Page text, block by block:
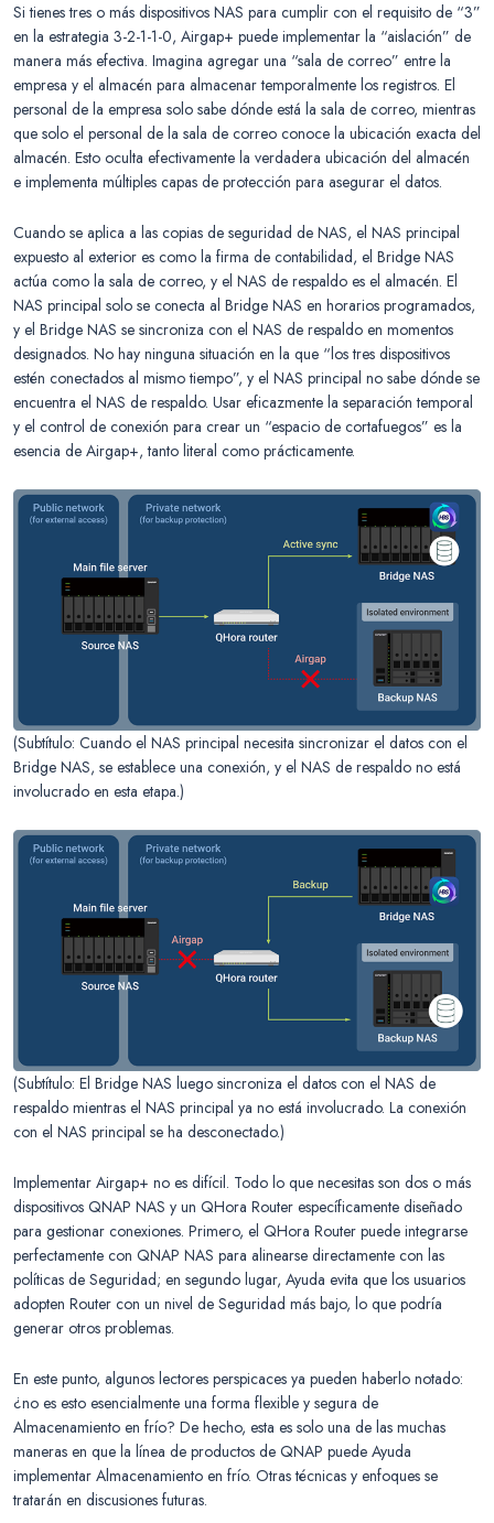
Si tienes tres o más dispositivos NAS para cumplir con el requisito de “3”
en la estrategia 3-2-1-1-0, Airgap+ puede implementar la “aislación” de
manera más efectiva. Imagina agregar una “sala de correo” entre la
empresa y el almacén para almacenar temporalmente los registros. El
personal de la empresa solo sabe dónde está la sala de correo, mientras
que solo el personal de la sala de correo conoce la ubicación exacta del
almacén. Esto oculta efectivamente la verdadera ubicación del almacén
e implementa múltiples capas de protección para asegurar el datos.
Cuando se aplica a las copias de seguridad de NAS, el NAS principal
expuesto al exterior es como la firma de contabilidad, el Bridge NAS
actúa como la sala de correo, y el NAS de respaldo es el almacén. El
NAS principal solo se conecta al Bridge NAS en horarios programados,
y el Bridge NAS se sincroniza con el NAS de respaldo en momentos
designados. No hay ninguna situación en la que “los tres dispositivos
estén conectados al mismo tiempo”, y el NAS principal no sabe dónde se
encuentra el NAS de respaldo. Usar eficazmente la separación temporal
y el control de conexión para crear un “espacio de cortafuegos” es la
esencia de Airgap+, tanto literal como prácticamente.
(Subtítulo: Cuando el NAS principal necesita sincronizar el datos con el
Bridge NAS, se establece una conexión, y el NAS de respaldo no está
involucrado en esta etapa.)
(Subtítulo: El Bridge NAS luego sincroniza el datos con el NAS de
respaldo mientras el NAS principal ya no está involucrado. La conexión
con el NAS principal se ha desconectado.)
Implementar Airgap+ no es difícil. Todo lo que necesitas son dos o más
dispositivos QNAP NAS y un QHora Router específicamente diseñado
para gestionar conexiones. Primero, el QHora Router puede integrarse
perfectamente con QNAP NAS para alinearse directamente con las
políticas de Seguridad; en segundo lugar, Ayuda evita que los usuarios
adopten Router con un nivel de Seguridad más bajo, lo que podría
generar otros problemas.
En este punto, algunos lectores perspicaces ya pueden haberlo notado:
¿no es esto esencialmente una forma flexible y segura de
Almacenamiento en frío? De hecho, esta es solo una de las muchas
maneras en que la línea de productos de QNAP puede Ayuda
implementar Almacenamiento en frío. Otras técnicas y enfoques se
tratarán en discusiones futuras.